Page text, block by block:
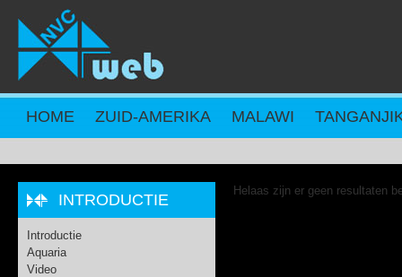
Overslaan en naar de inhoud gaan
HOME ZUID-AMERIKA MALAWI
Helaas zijn er geen resultaten
INTRODUCTIE
Introductie
Aquaria
Video